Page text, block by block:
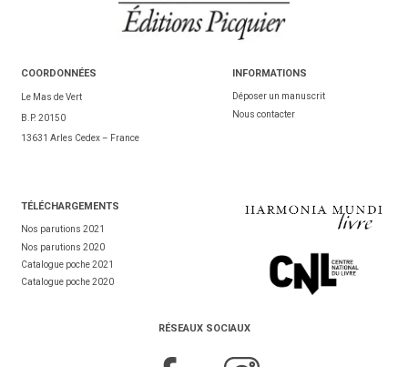
COORDONNÉES
Le Mas de Vert
B.P. 20150
13631 Arles Cedex – France
INFORMATIONS
Déposer un manuscrit
Nous contacter
TÉLÉCHARGEMENTS
Nos parutions 2021
Nos parutions 2020
Catalogue poche 2021
Catalogue poche 2020
RÉSEAUX SOCIAUX